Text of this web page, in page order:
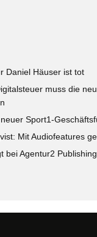
Daniel Häuser ist tot
muss die
Sport1-
Mit Audiofeatures
bei Agentur2